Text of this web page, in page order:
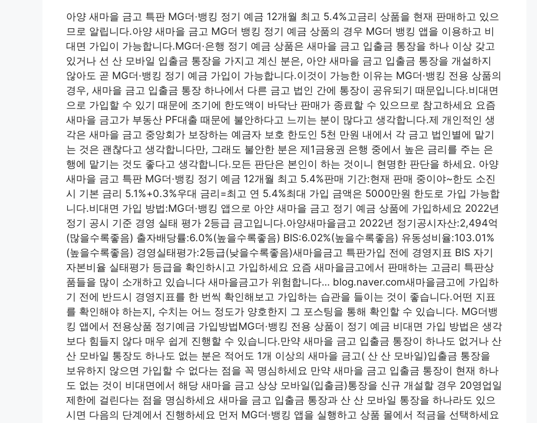
아양 새마을 금고 특판 MG더·뱅킹 정기 예금 12개월 최고 5.4%고금리 상품을 현재 판매하고 있으
므로 알립니다.아양 새마을 금고 MG더 뱅킹 정기 예금 상품의 경우 MG더 뱅킹 앱을 이용하고 비
대면 가입이 가능합니다.MG더·은행 정기 예금 상품은 새마을 금고 입출금 통장을 하나 이상 갖고
있거나 선 산 모바일 입출금 통장을 가지고 계신 분은, 아얀 새마을 금고 입출금 통장을 개설하지
않아도 곧 MG더·뱅킹 정기 예금 가입이 가능합니다.이것이 가능한 이유는 MG더·뱅킹 전용 상품의
경우, 새마을 금고 입출금 통장 하나에서 다른 금고 법인 간에 통장이 공유되기 때문입니다.비대면
으로 가입할 수 있기 때문에 조기에 한도액이 바닥난 판매가 종료할 수 있으므로 참고하세요 요즘
새마을 금고가 부동산 PF대출 때문에 불안하다고 느끼는 분이 많다고 생각합니다.제 개인적인 생
각은 새마을 금고 중앙회가 보장하는 예금자 보호 한도인 5천 만원 내에서 각 금고 법인별에 맡기
는 것은 괜찮다고 생각합니다만, 그래도 불안한 분은 제1금융권 은행 중에서 높은 금리를 주는 은
행에 맡기는 것도 좋다고 생각합니다.모든 판단은 본인이 하는 것이니 현명한 판단을 하세요. 아양
새마을 금고 특판 MG더·뱅킹 정기 예금 12개월 최고 5.4%판매 기간:현재 판매 중이야~한도 소진
시 기본 금리 5.1%+0.3%우대 금리=최고 연 5.4%최대 가입 금액은 5000만원 한도로 가입 가능합
니다.비대면 가입 방법:MG더·뱅킹 앱으로 아얀 새마을 금고 정기 예금 상품에 가입하세요 2022년
정기 공시 기준 경영 실태 평가 2등급 금고입니다.아양새마을금고 2022년 정기공시자산:2,494억
(많을수록좋음) 출자배당률:6.0%(높을수록좋음) BIS:6.02%(높을수록좋음) 유동성비율:103.01%
(높을수록좋음) 경영실태평가:2등급(낮을수록좋음)새마을금고 특판가입 전에 경영지표 BIS 자기
자본비율 실태평가 등급을 확인하시고 가입하세요 요즘 새마을금고에서 판매하는 고금리 특판상
품들을 많이 소개하고 있습니다 새마을금고가 위험합니다… blog.naver.com새마을금고에 가입하
기 전에 반드시 경영지표를 한 번씩 확인해보고 가입하는 습관을 들이는 것이 좋습니다.어떤 지표
를 확인해야 하는지, 수치는 어느 정도가 양호한지 그 포스팅을 통해 확인할 수 있습니다. MG더뱅
킹 앱에서 전용상품 정기예금 가입방법MG더·뱅킹 전용 상품이 정기 예금 비대면 가입 방법은 생각
보다 힘들지 않다 매우 쉽게 진행할 수 있습니다.만약 새마을 금고 입출금 통장이 하나도 없거나 산
산 모바일 통장도 하나도 없는 분은 적어도 1개 이상의 새마을 금고( 산 산 모바일)입출금 통장을
보유하지 않으면 가입할 수 없다는 점을 꼭 명심하세요 만약 새마을 금고 입출금 통장이 현재 하나
도 없는 것이 비대면에서 해당 새마을 금고 상상 모바일(입출금)통장을 신규 개설할 경우 20영업일
제한에 걸린다는 점을 명심하세요 새마을 금고 입출금 통장과 산 산 모바일 통장을 하나라도 있으
시면 다음의 단계에서 진행하세요 먼저 MG더·뱅킹 앱을 실행하고 상품 몰에서 적금을 선택하세요